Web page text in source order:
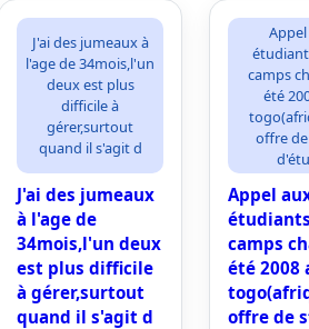
J'ai des jumeaux à
l'age de 34mois,l'un
deux est plus
difficile à
gérer,surtout
quand il s'agit d
J'ai des jumeaux
à l'age de
34mois,l'un deux
est plus difficile
à gérer,surtout
quand il s'agit d
camps
été
offre
Appel
camps
été 2008
offre de